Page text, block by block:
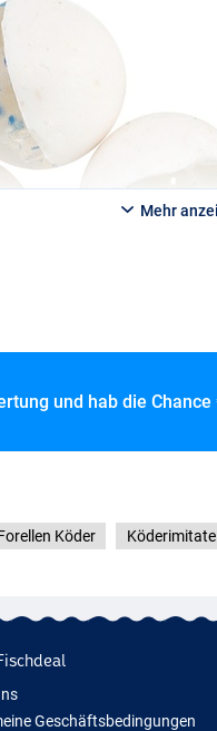
Mehr
und hab die Chance
Köder Köderimitate
Geschäftsbedingungen